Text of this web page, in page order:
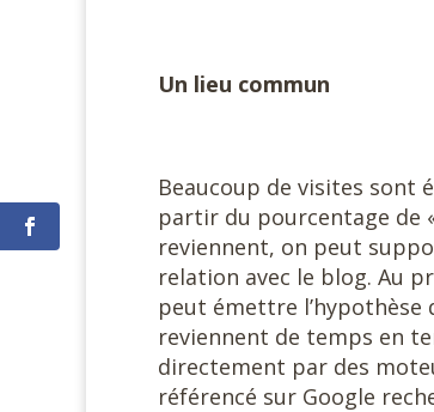
Un lieu commun
Beaucoup de visites sont
partir du pourcentage de
reviennent, on peut
relation avec le blog. Au
peut émettre l’hypothèse
reviennent de temps en
directement par des
référencé sur Google